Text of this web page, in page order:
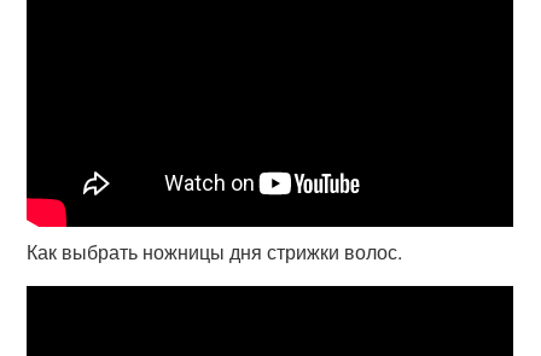
Как выбрать ножницы дня стрижки волос.